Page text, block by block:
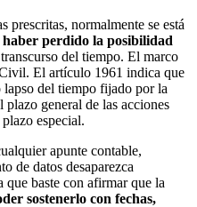
prescritas, normalmente se está
haber perdido la posibilidad
del tiempo. El marco
El artículo 1961 indica que
lapso del tiempo fijado por la
general de las acciones
especial.
apunte contable,
de datos desaparezca
baste con afirmar que la
sostenerlo con fechas,